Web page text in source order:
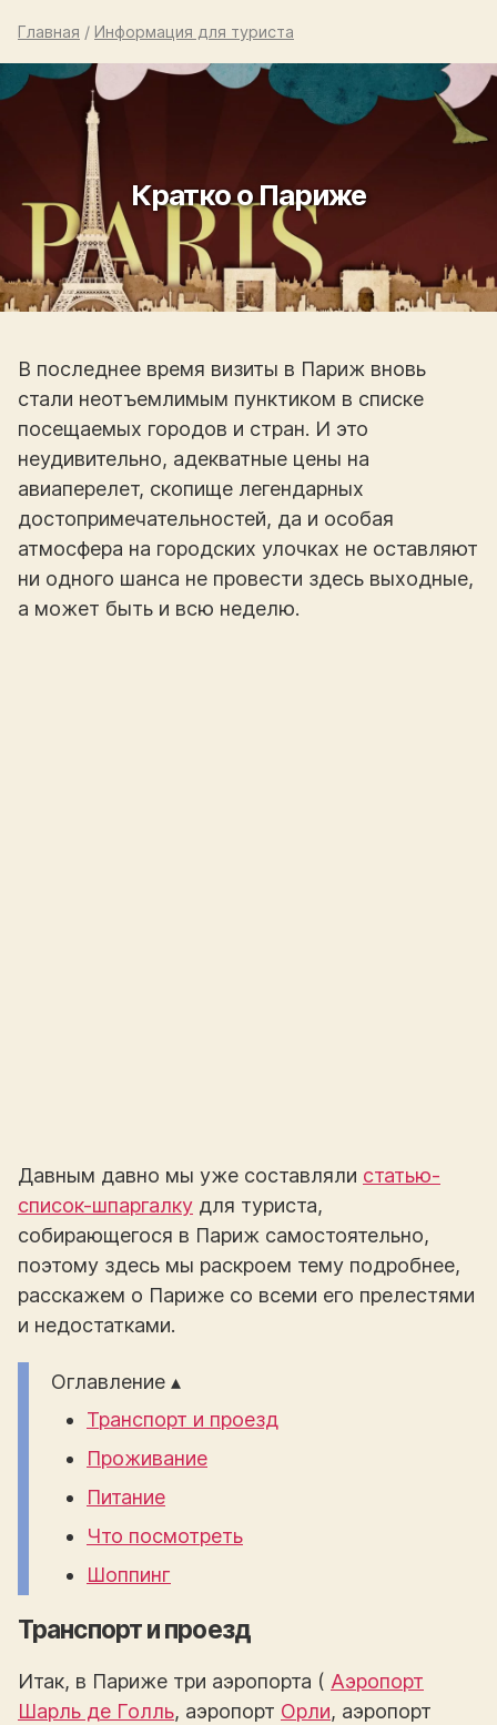
Главная / Информация для туриста
Кратко о Париже
В последнее время визиты в Париж вновь
стали неотъемлимым пунктиком в списке
посещаемых городов и стран. И это
неудивительно, адекватные цены на
авиаперелет, скопище легендарных
достопримечательностей, да и особая
атмосфера на городских улочках не оставляют
ни одного шанса не провести здесь выходные,
а может быть и всю неделю.
Давным давно мы уже составляли статью-
список-шпаргалку для туриста,
собирающегося в Париж самостоятельно,
поэтому здесь мы раскроем тему подробнее,
расскажем о Париже со всеми его прелестями
и недостатками.
Оглавление ▴
Транспорт и проезд
Проживание
Питание
Что посмотреть
Шоппинг
Транспорт и проезд
Итак, в Париже три аэропорта ( Аэропорт
Шарль де Голль, аэропорт Орли, аэропорт